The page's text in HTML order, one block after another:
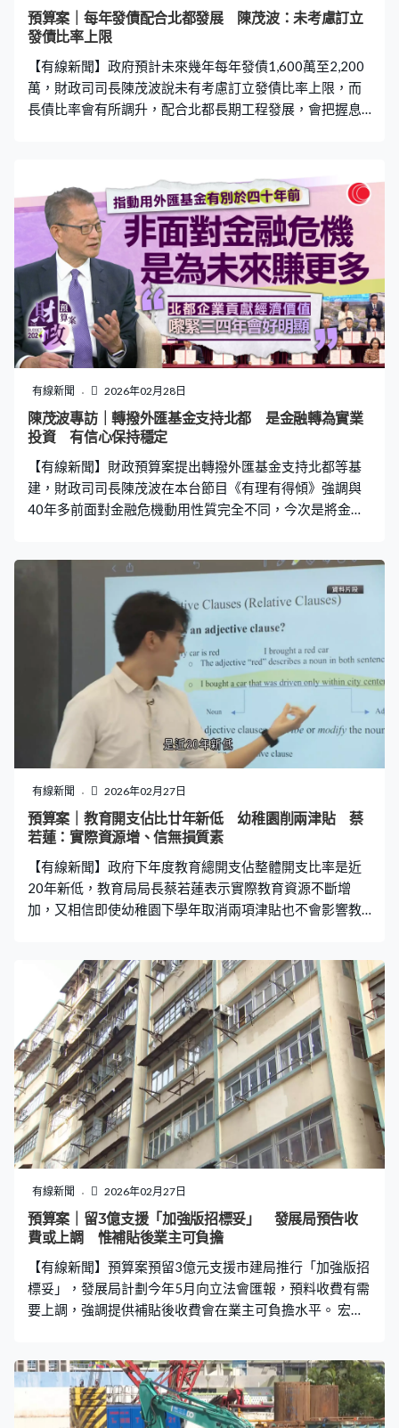
預算案｜每年發債配合北都發展 陳茂波：未考慮訂立
發債比率上限
【有線新聞】政府預計未來幾年每年發債1,600萬至2,200
萬，財政司司長陳茂波說未有考慮訂立發債比率上限，而
長債比率會有所調升，配合北都長期工程發展，會把握息
成，財政司司長陳茂波認為發債比率仍處於相對低的水
平，現階段毋需考慮「封頂」。陳茂波：「我們發債空間
其實很大，環顧全球其他主要經濟體，就算是鄰近地區，
有些地方是50%GDP，甚至有些地方80%GDP也有，我們
遠遠毋需到達這水平，所以我見不到有很大的需要。我們
在債務方面要做很大動作，發很多債，因此未必需要定一
個額、一個比例讓大家去猜測，這沒有必要。」 過去政府
多數發短債，陳茂波指考慮到如今北都工程陸續開展，而
且工程要持續一段時間，政府未來會發行更多長債，並把
握息口較低時發債。陳茂波：「比如每年六月底、三月底
這些時間，或上市公司派息期，銀根會較緊。另一方面要
看資金流動情況，香港因為是自由港，資金自由進出，我
些時候息口又較便宜，所以
有線新聞 2026年02月28日
陳茂波專訪｜轉撥外匯基金支持北都 是金融轉為實業
投資 有信心保持穩定
【有線新聞】財政預算案提出轉撥外匯基金支持北都等基
建，財政司司長陳茂波在本台節目《有理有得傾》強調與
40年多前面對金融危機動用性質完全不同，今次是將金融
入一半、1,500億轉撥到基本工程儲備基金支持北都等基
建。記者何宛兒：「八十年代用的時候，就是應對一些金
融的危機，接手一些財困的銀行，都是一些不是很容易的
時刻，或者歷史的關頭。今次再用，市民就可能擔心我們
是不是都面對這些時候。」陳茂波：「性質完全不一樣，
今次提出的錢用的是要投資未來，是要為我們未來賺多些
錢。（外匯基金）過去一年賺了3,000億，轉撥了1,500
億，還增加了1,000億，外匯基金的規模還很大，有
41,000億，去抵禦一些衝擊以保持我們金融穩定，我們覺
得很有信心。」 何宛兒：「有機會發展明日大嶼的話，都
有機會再用這個手法投資？」陳茂波：「這又不可以這樣
說，在目前特區政府來說，其實我們集中精力發展好北
都，加速發展北都。」何宛兒：「有沒有想過出售一些資
的，目前來說，我們覺得這個做
有線新聞 2026年02月27日
預算案｜教育開支佔比廿年新低 幼稚園削兩津貼 蔡
若蓮：實際資源增、信無損質素
【有線新聞】政府下年度教育總開支佔整體開支比率是近
20年新低，教育局局長蔡若蓮表示實際教育資源不斷增
加，又相信即使幼稚園下學年取消兩項津貼也不會影響教
年新低。教育局局長蔡若蓮說投放在教育的實際資源一直
未有減少，「在中小幼教學平均每個人頭成本開支不斷增
加，譬如小學平均單位成本，每一個學生增加超過8%。再
看教育素質相關數字，如師生比例1：11.6或1：11.8，中
小學的師生比例比發達國家和地區非常優越的。」 幼稚園
活動津貼及聘用代課老師支援津貼下學年起將會取消，蔡
若蓮相信不會影響教學質素。「隨著AI發展、同學多元學
習融入課堂，幼稚園學生活動中心也快將落成，這些因素
都考慮到若整合這兩個津貼，對幼稚園教學質素影響最
小。若老師因培訓需要或需求，我們有要求老師接受培
訓，而他們需要代課，我們以實報實銷方法幫助幼稚
園。」 至於北都大學城，政府將預留100億元，蔡若蓮說
已收集各間院校的發展意向，稍後會配合土地推出向院校
有線新聞 2026年02月27日
預算案｜留3億支援「加強版招標妥」 發展局預告收
費或上調 惟補貼後業主可負擔
【有線新聞】預算案預留3億元支援市建局推行「加強版招
標妥」，發展局計劃今年5月向立法會匯報，預料收費有需
要上調，強調提供補貼後收費會在業主可負擔水平。 宏福
主。發展局預期日後提供的服務較複雜，有需要加價，強
調業主不用擔心，希望撥款能成為「定心丸」。 發展局局
長甯漢豪：「（現時）最貴的收費可達16萬元，但因為政